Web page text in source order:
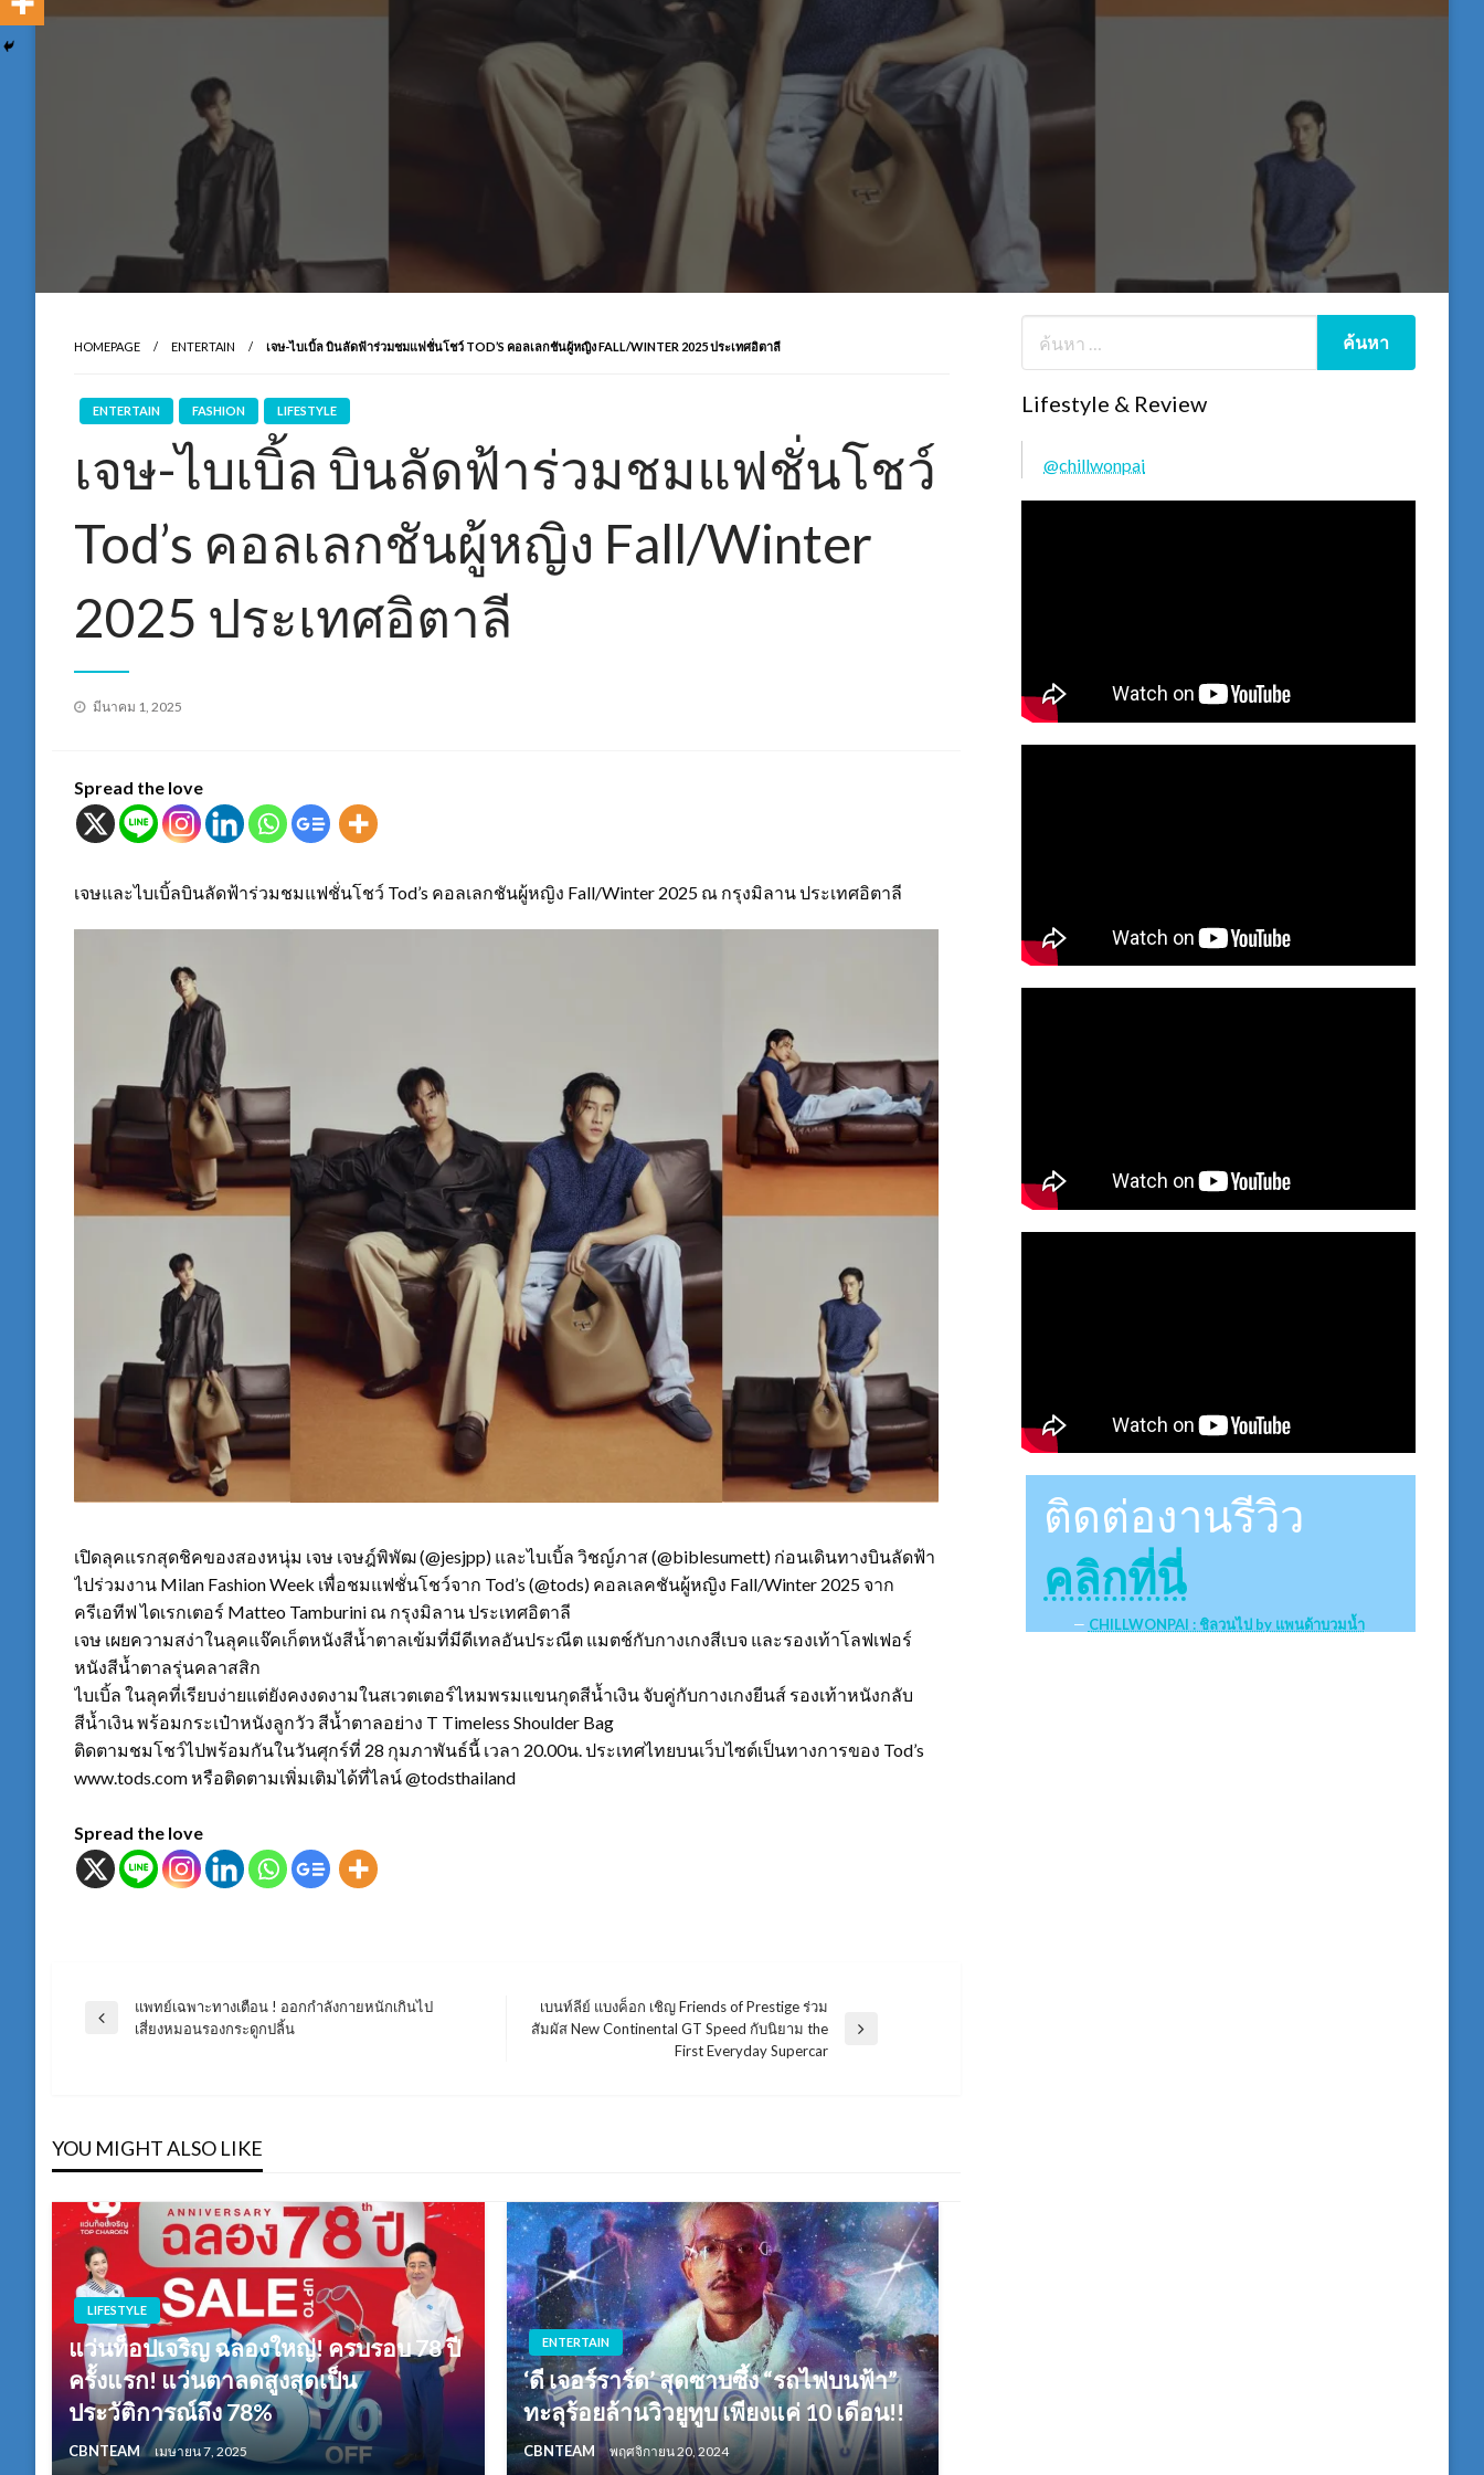
HOMEPAGE ENTERTAIN เจษ-ไบเบิ้ล บินลัดฟ้าร่วมชมแฟชั่นโชว์ TOD’S คอลเลกชันผู้หญิง FALL/WINTER 2025 ประเทศอิตาลี
ENTERTAIN FASHION LIFESTYLE
เจษ-ไบเบิ้ล บินลัดฟ้าร่วมชมแฟชั่นโชว์
Tod’s คอลเลกชันผู้หญิง Fall/Winter
2025 ประเทศอิตาลี
Posted
มีนาคม 1, 2025
Spread the love
เจษและไบเบิ้ลบินลัดฟ้าร่วมชมแฟชั่นโชว์ Tod’s คอลเลกชันผู้หญิง Fall/Winter 2025 ณ กรุงมิลาน ประเทศอิตาลี
เปิดลุคแรกสุดชิคของสองหนุ่ม เจษ เจษฎ์พิพัฒ (@jesjpp) และไบเบิ้ล วิชญ์ภาส (@biblesumett) ก่อนเดินทางบินลัดฟ้า
ไปร่วมงาน Milan Fashion Week เพื่อชมแฟชั่นโชว์จาก Tod’s (@tods) คอลเลคชันผู้หญิง Fall/Winter 2025 จาก
ครีเอทีฟ ไดเรกเตอร์ Matteo Tamburini ณ กรุงมิลาน ประเทศอิตาลี
เจษ เผยความสง่าในลุคแจ๊คเก็ตหนังสีน้ำตาลเข้มที่มีดีเทลอันประณีต แมตช์กับกางเกงสีเบจ และรองเท้าโลฟเฟอร์
หนังสีน้ำตาลรุ่นคลาสสิก
ไบเบิ้ล ในลุคที่เรียบง่ายแต่ยังคงงดงามในสเวตเตอร์ไหมพรมแขนกุดสีน้ำเงิน จับคู่กับกางเกงยีนส์ รองเท้าหนังกลับ
สีน้ำเงิน พร้อมกระเป๋าหนังลูกวัว สีน้ำตาลอย่าง T Timeless Shoulder Bag
ติดตามชมโชว์ไปพร้อมกันในวันศุกร์ที่ 28 กุมภาพันธ์นี้ เวลา 20.00น. ประเทศไทยบนเว็บไซต์เป็นทางการของ Tod’s
www.tods.com หรือติดตามเพิ่มเติมได้ที่ไลน์ @todsthailand
Spread the love
แนะแนว
Previous
แพทย์เฉพาะทางเตือน ! ออกกำลังกายหนักเกินไป
เสี่ยงหมอนรองกระดูกปลิ้น
Next
เบนท์ลีย์ แบงค็อก เชิญ Friends of Prestige ร่วม
สัมผัส New Continental GT Speed กับนิยาม the
First Everyday Supercar
YOU MIGHT ALSO LIKE
LIFESTYLE
แว่นท็อปเจริญ ฉลองใหญ่! ครบรอบ 78 ปี
ครั้งแรก! แว่นตาลดสูงสุดเป็น
ประวัติการณ์ถึง 78%
CBNTEAM เมษายน 7, 2025
ENTERTAIN
‘ดี เจอร์ราร์ด’ สุดซาบซึ้ง “รถไฟบนฟ้า”
ทะลุร้อยล้านวิวยูทูบ เพียงแค่ 10 เดือน!!
CBNTEAM พฤศจิกายน 20, 2024
Lifestyle & Review
@chillwonpai
ติดต่องานรีวิว
คลิกที่นี่
CHILLWONPAI : ชิลวนไป by แพนด้าบวมน้ำ